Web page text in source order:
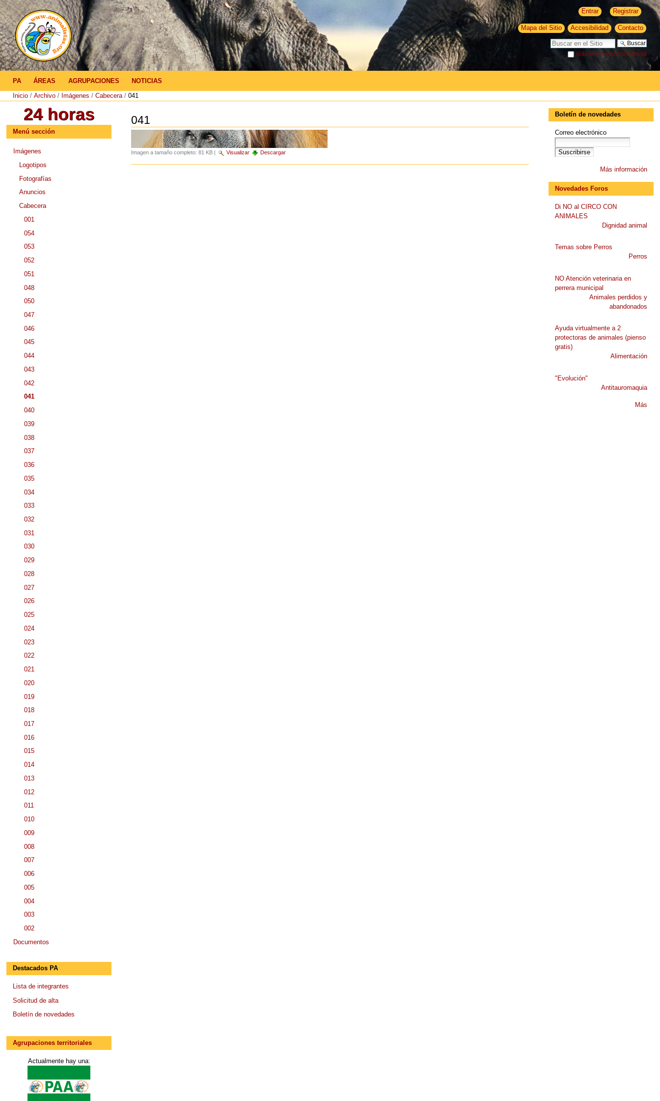
Herramientas
Personales
Entrar
Registrar
Cambiar
a
contenido.
|
Saltar
a
Mapa del Sitio Accesibilidad
Contacto
Buscar
solo en la sección actual
Búsqueda Avanzada…
Navegación
PA
ÁREAS AGRUPACIONES
NOTICIAS
Inicio / Archivo / Imágenes / Cabecera / 041
Menú sección
Imágenes
Logotipos
Fotografías
Anuncios
Cabecera
001
054
053
052
051
048
050
047
046
045
044
043
042
041
040
039
038
037
036
035
034
033
032
031
030
029
028
027
026
025
024
023
022
021
020
019
018
017
016
015
014
013
012
011
010
009
008
007
006
005
004
003
002
Documentos
Destacados PA
Lista de integrantes
Solicitud de alta
Boletín de novedades
Agrupaciones territoriales
Actualmente hay una:
041
Imagen a tamaño completo: 81 KB| Visualizar Descargar
Boletín de novedades
Correo electrónico
Más información
Novedades Foros
Di NO al CIRCO CON
ANIMALES
Dignidad animal
Temas sobre Perros
Perros
NO Atención veterinaria en
perrera municipal
Animales perdidos y
abandonados
Ayuda virtualmente a 2
protectoras de animales (pienso
gratis)
Alimentación
"Evolución"
Antitauromaquia
Más